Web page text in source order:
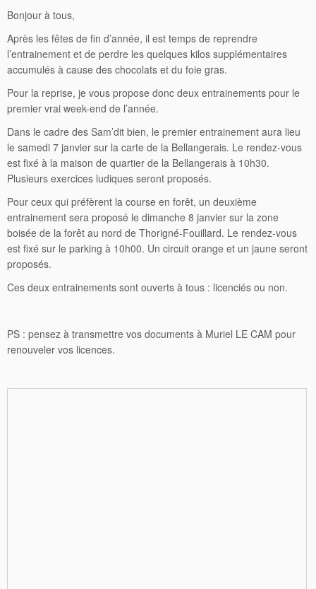
Bonjour à tous,
Après les fêtes de fin d’année, il est temps de reprendre
l’entrainement et de perdre les quelques kilos supplémentaires
accumulés à cause des chocolats et du foie gras.
Pour la reprise, je vous propose donc deux entrainements pour le
premier vrai week-end de l’année.
Dans le cadre des Sam’dit bien, le premier entrainement aura lieu
le samedi 7 janvier sur la carte de la Bellangerais. Le rendez-vous
est fixé à la maison de quartier de la Bellangerais à 10h30.
Plusieurs exercices ludiques seront proposés.
Pour ceux qui préfèrent la course en forêt, un deuxième
entrainement sera proposé le dimanche 8 janvier sur la zone
boisée de la forêt au nord de Thorigné-Fouillard. Le rendez-vous
est fixé sur le parking à 10h00. Un circuit orange et un jaune seront
proposés.
Ces deux entrainements sont ouverts à tous : licenciés ou non.
PS : pensez à transmettre vos documents à Muriel LE CAM pour
renouveler vos licences.